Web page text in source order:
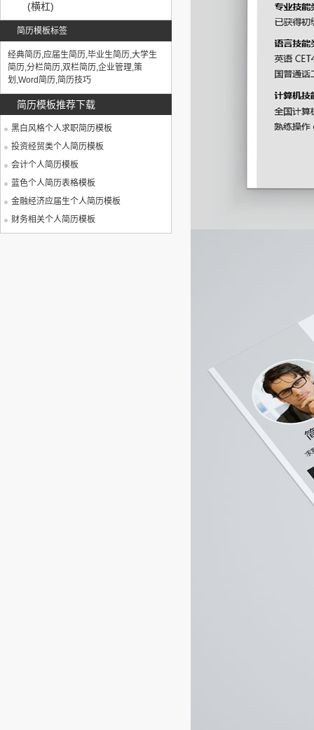
(横杠)
简历模板标签
经典简历,应届生简历,毕业生简历,大学生
简历,分栏简历,双栏简历,企业管理,策
划 ,Word简历,简历技巧
简历模板推荐下载
黑白风格个人求职简历模板
投资经贸类个人简历模板
会计个人简历模板
蓝色个人简历表格模板
金融经济应届生个人简历模板
财务相关个人简历模板